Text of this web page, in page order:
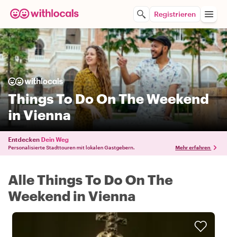
Registrieren
Things To Do On The Weekend
in Vienna
Entdecken Dein Weg
Personalisierte Stadttouren mit lokalen Gastgebern. Mehr erfahren
Alle Things To Do On The
Weekend in Vienna